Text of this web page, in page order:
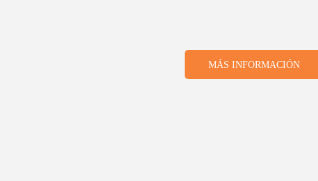
MÁS INFORMACIÓN